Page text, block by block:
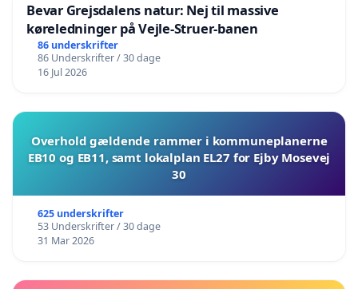
Bevar Grejsdalens natur: Nej til massive
køreledninger på Vejle-Struer-banen
86 underskrifter
86 Underskrifter / 30 dage
16 Jul 2026
Overhold gældende rammer i kommuneplanerne
EB10 og EB11, samt lokalplan EL27 for Ejby Mosevej
30
625 underskrifter
53 Underskrifter / 30 dage
31 Mar 2026